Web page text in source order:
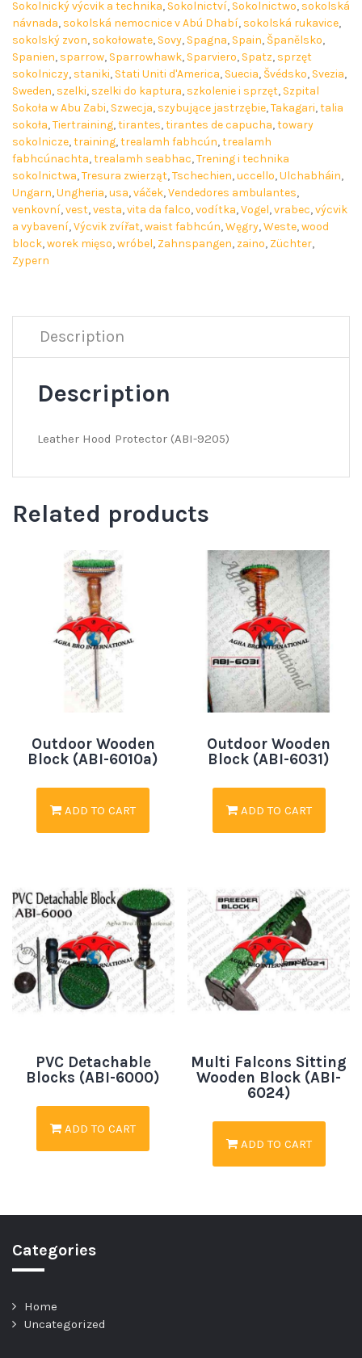
Sokolnický výcvik a technika, Sokolnictví, Sokolnictwo, sokolská
návnada, sokolská nemocnice v Abú Dhabí, sokolská rukavice,
sokolský zvon, sokołowate, Sovy, Spagna, Spain, Španělsko,
Spanien, sparrow, Sparrowhawk, Sparviero, Spatz, sprzęt
sokolniczy, staniki, Stati Uniti d'America, Suecia, Švédsko, Svezia,
Sweden, szelki, szelki do kaptura, szkolenie i sprzęt, Szpital
Sokoła w Abu Zabi, Szwecja, szybujące jastrzębie,Takagari,talia
sokoła,Tiertraining,tirantes,tirantes de capucha,towary
sokolnicze,training,trealamh fabhcún,trealamh
fabhcúnachta,trealamh seabhac,Trening i technika
sokolnictwa,Tresura zwierząt,Tschechien,uccello,Ulchabháin,
Ungarn,Ungheria,usa,váček,Vendedores ambulantes,
venkovní,vest,vesta,vita da falco,vodítka,Vogel,vrabec,výcvik
a vybavení,Výcvik zvířat,waist fabhcún,Węgry,Weste,wood
block,worek mięso,wróbel, Zahnspangen, zaino, Züchter,
Zypern
Description
Description
Leather Hood Protector (ABI-9205)
Related products
Outdoor Wooden
Block (ABI-6010a)
ADD TO CART
Outdoor Wooden
Block (ABI-6031)
ADD TO CART
PVC Detachable
Blocks (ABI-6000)
ADD TO CART
Multi Falcons Sitting
Wooden Block (ABI-
6024)
ADD TO CART
Categories
Home
Uncategorized